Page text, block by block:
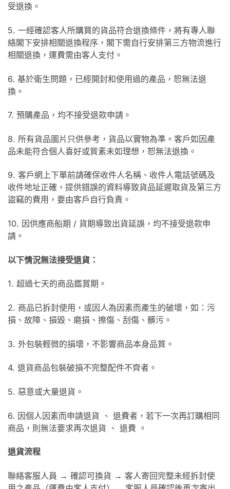
受退換。
5. 一經確認客人所購買的貨品符合退換條件，將有專人聯
絡閣下安排相關退換程序，閣下需自行安排第三方物流進行
相關退換，運費需由客人支付。
6. 基於衛生問題，已經開封和使用過的產品，恕無法退
換。
7. 預購產品，均不接受退款申請。
8. 所有貨品圖片只供參考，貨品以實物為準。客戶如因產
品未能符合個人喜好或質素未如理想，恕無法退換。
9. 客戶網上下單前請確保收件人名稱、收件人電話號碼及
收件地址正確，提供錯誤的資料導致貨品延遲取貨及第三方
盜竊的費用，要由客戶自行負責。
10. 因供應商船期 / 貨期導致出貨延誤，均不接受退款申
請。
以下情況無法接受退貨：
1. 超過七天的商品鑑賞期。
2. 商品已拆封使用，或因人為因素而產生的破壞，如：污
損、故障、損毀、磨損、擦傷、刮傷、髒污。
3. 外包裝輕微的損壞，不影響商品本身品質。
4. 退貨商品包裝破損不完整配件不齊者。
5. 惡意或大量退貨。
6. 因個人因素而申請退貨 、 退費者，若下一次再訂購相同
商品，則無法要求再次退貨 、 退費 。
退貨流程
聯絡客服人員 → 確認可換貨 → 客人寄回完整未經拆封使